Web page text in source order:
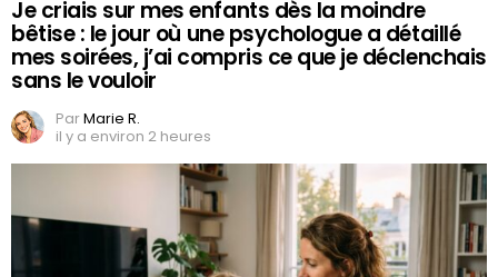
Je criais sur mes enfants dès la moindre
bêtise : le jour où une psychologue a détaillé
mes soirées, j’ai compris ce que je déclenchais
sans le vouloir
ParMarie R.
il y a environ 2 heures